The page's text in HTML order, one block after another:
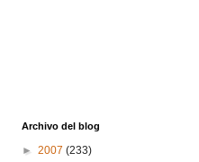
Archivo del blog
► 2007 (233)